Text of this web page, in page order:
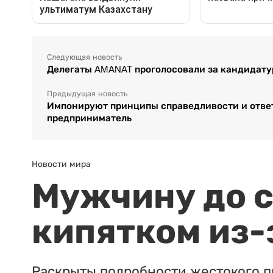
Следующая новость
Делегаты AMANAT проголосовали за
Предыдущая новость
Импонируют принципы справедливости и
предприниматель
Новости мира
Мужчину до
кипятком из-